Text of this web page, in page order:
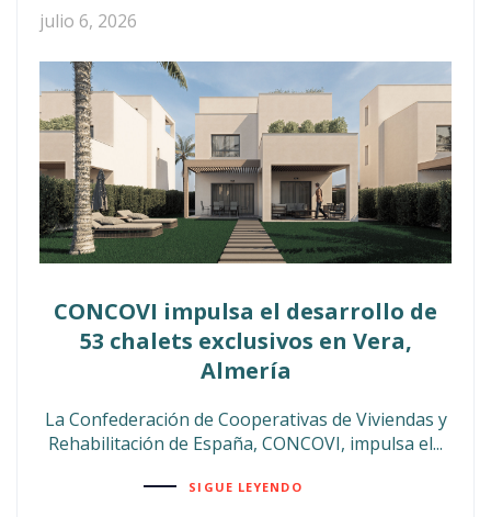
julio 6, 2026
CONCOVI impulsa el desarrollo de
53 chalets exclusivos en Vera,
Almería
La Confederación de Cooperativas de Viviendas y
Rehabilitación de España, CONCOVI, impulsa el...
SIGUE LEYENDO